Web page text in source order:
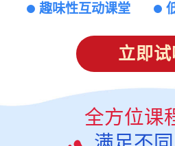
趣味性互动课堂
立即试
全方位课